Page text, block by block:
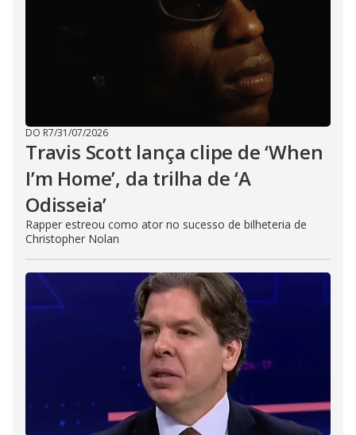
DO R7/31/07/2026
Travis Scott lança clipe de ‘When
I’m Home’, da trilha de ‘A
Odisseia’
Rapper estreou como ator no sucesso de bilheteria de
Christopher Nolan